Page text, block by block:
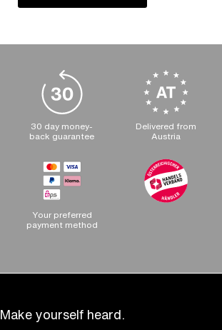
30 day money-
back guarantee
Delivered from
Austria
Your preferred
payment method
Make yourself heard.